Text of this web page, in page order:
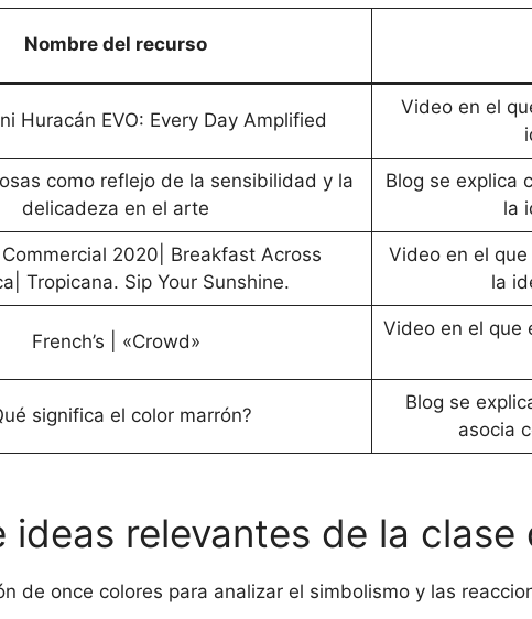
Nombre del recurso
Huracán EVO: Every Day Amplified
Video en el
como reflejo de la sensibilidad y la
delicadeza en el arte
Blog se explica
la
2020| Breakfast Across
Tropicana. Sip Your Sunshine.
Video en el
la
French’s | «Crowd»
Video en el que
significa el color marrón?
Blog se
asocia
ideas relevantes de la clase
de once colores para analizar el simbolismo y las